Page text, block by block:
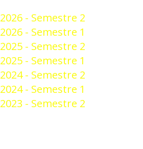
2026 - Semestre 2
2026 - Semestre 1
2025 - Semestre 2
2025 - Semestre 1
2024 - Semestre 2
2024 - Semestre 1
2023 - Semestre 2